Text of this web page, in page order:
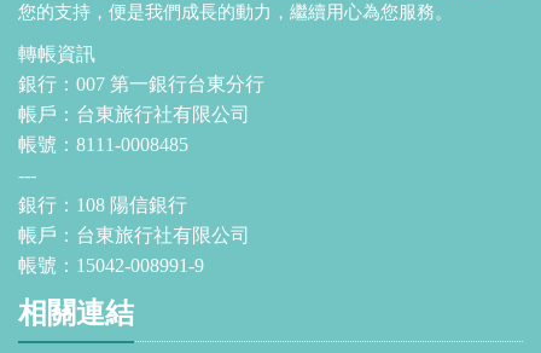
您的支持，便是我們成長的動力，繼續用心為您服務。
轉帳資訊
銀行：007 第一銀行台東分行
帳戶：台東旅行社有限公司
帳號：8111-0008485
---
銀行：108 陽信銀行
帳戶：台東旅行社有限公司
帳號：15042-008991-9
相關連結